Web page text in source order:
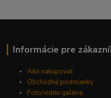
Informácie pre
Ako nakupovať
Obchodné podmienky
Foto/video galéria